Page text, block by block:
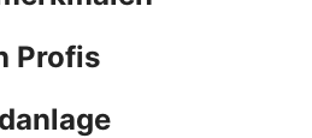
Profis